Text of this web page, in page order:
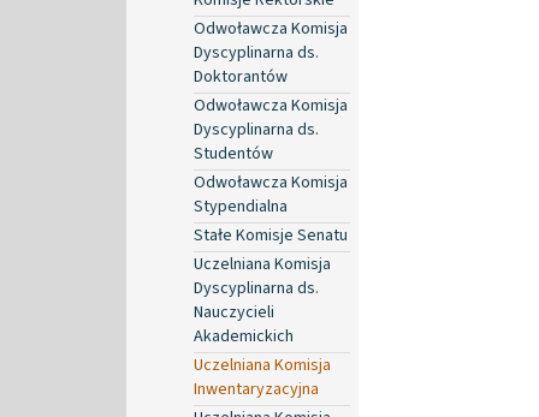
Odwoławcza Komisja
Dyscyplinarna ds.
Doktorantów
Odwoławcza Komisja
Dyscyplinarna ds.
Studentów
Odwoławcza Komisja
Stypendialna
Stałe Komisje Senatu
Uczelniana Komisja
Dyscyplinarna ds.
Nauczycieli
Akademickich
Uczelniana Komisja
Inwentaryzacyjna